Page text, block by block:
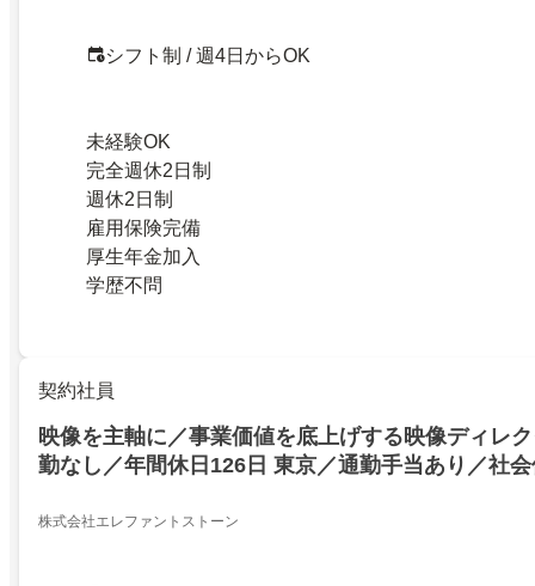
シフト制 / 週4日からOK
未経験OK
完全週休2日制
週休2日制
雇用保険完備
厚生年金加入
学歴不問
契約社員
映像を主軸に／事業価値を底上げする映像ディレ
勤なし／年間休日126日 東京／通勤手当あり／社
株式会社エレファントストーン